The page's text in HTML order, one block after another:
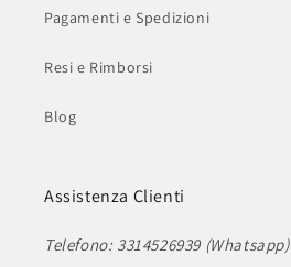
Pagamenti e Spedizioni
Resi e Rimborsi
Blog
Assistenza Clienti
Telefono: 3314526939 (Whatsapp)